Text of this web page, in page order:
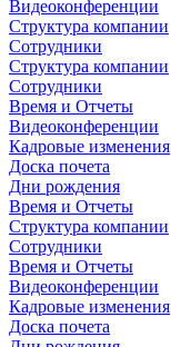
Видеоконференции
Структура компании
Сотрудники
Структура компании
Сотрудники
Время и Отчеты
Видеоконференции
Кадровые изменения
Доска почета
Дни рождения
Время и Отчеты
Структура компании
Сотрудники
Время и Отчеты
Видеоконференции
Кадровые изменения
Доска почета